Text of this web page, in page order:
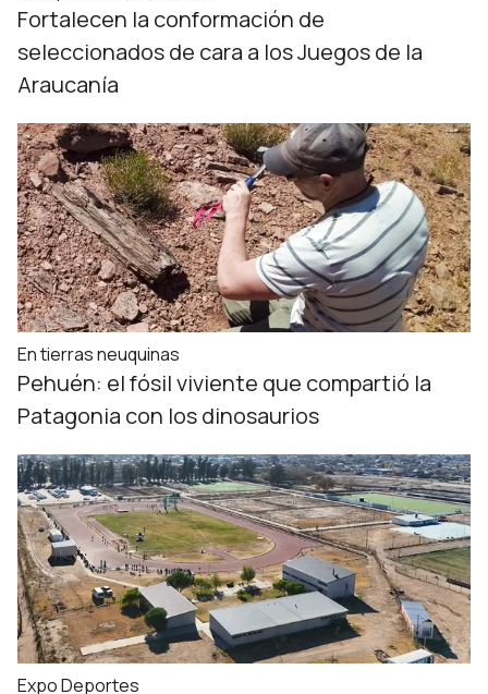
Fortalecen la conformación de
seleccionados de cara a los Juegos de la
Araucanía
En tierras neuquinas
Pehuén: el fósil viviente que compartió la
Patagonia con los dinosaurios
Expo Deportes